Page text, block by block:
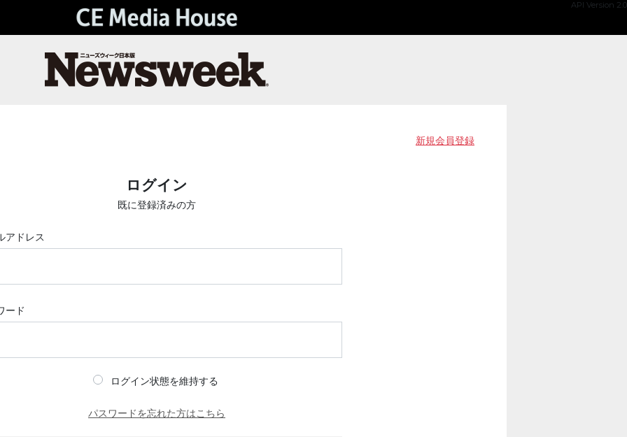
API Version 2.0
新規会員登録
ログイン
既に登録済みの方
アドレス
ード
ログイン状態を維持する
パスワードを忘れた方はこちら